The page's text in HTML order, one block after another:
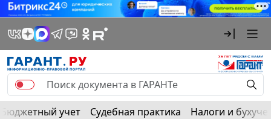
Бюджетный учет Судебная практика Налоги и